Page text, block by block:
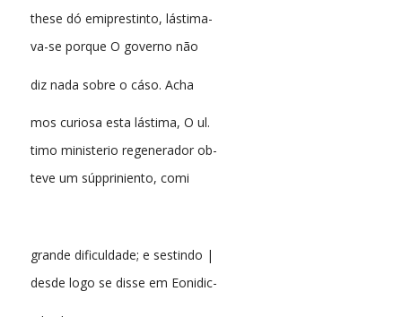
these dó emiprestinto, lástima-
va-se porque O governo não
diz nada sobre o cáso. Acha
mos curiosa esta lástima, O ul.
timo ministerio regenerador ob-
teve um súppriniento, comi
grande dificuldade; e sestindo |
desde logo se disse em Eonidic-